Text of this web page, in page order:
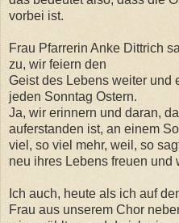
vorbei ist.
Frau Pfarrerin Anke Dittrich
zu, wir feiern den
Geist des Lebens weiter und
jeden Sonntag Ostern.
Ja, wir erinnern und daran,
auferstanden ist, an einem
viel, so viel mehr, weil, so
neu ihres Lebens freuen und
Ich auch, heute als ich auf
Frau aus unserem Chor